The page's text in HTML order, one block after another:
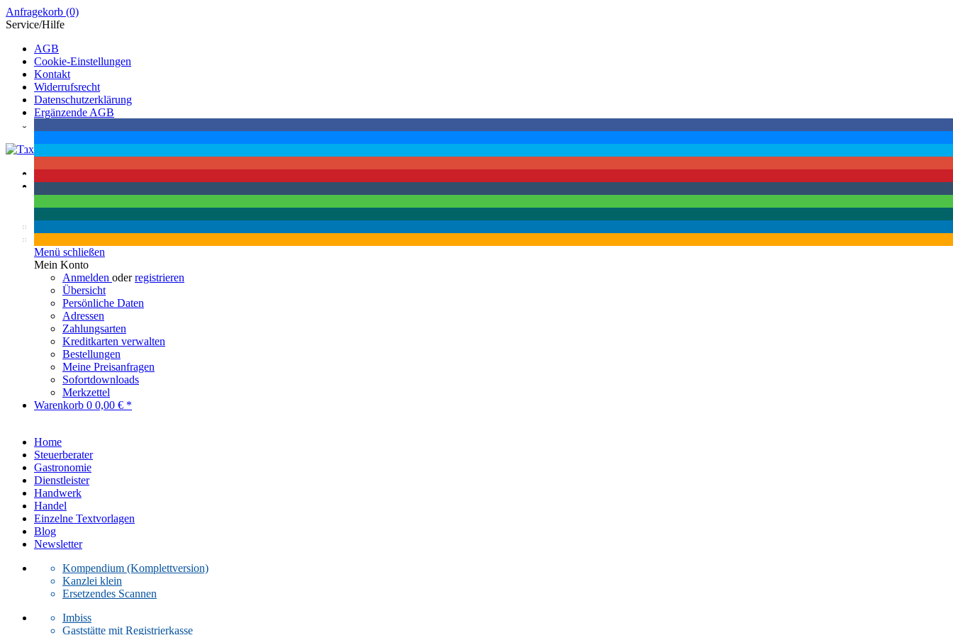
Anfragekorb (0)
Service/Hilfe
AGB
Cookie-Einstellungen
Kontakt
Widerrufsrecht
Datenschutzerklärung
Ergänzende AGB
Menü
Suchen
Menü schließen
Mein Konto
Anmelden oderregistrieren
Übersicht
Persönliche Daten
Adressen
Zahlungsarten
Kreditkarten verwalten
Bestellungen
Meine Preisanfragen
Sofortdownloads
Merkzettel
Warenkorb 0 0,00 € *
Home
Steuerberater
Gastronomie
Dienstleister
Handwerk
Handel
Einzelne Textvorlagen
Blog
Newsletter
Kompendium (Komplettversion)
Kanzlei klein
Ersetzendes Scannen
Imbiss
Gaststätte mit Registrierkasse